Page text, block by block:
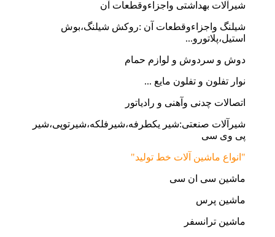
شیرآلات بهداشتی واجزاءوقطعات آن
شیلنگ واجزاءوقطعات آن :روکش شیلنگ،بوش
استیل،پلاتورو...
دوش و سردوش و لوازم حمام
نوار تفلون و تفلون مایع ...
اتصالات چدنی وآهنی و رادیاتور
شیرآلات صنعتی:شیر یکطرفه،شیرفلکه،شیرتوپی،شیر
پی وی سی
"انواع ماشین آلات خط تولید"
ماشین سی ان سی
ماشین پرس
ماشین ترانسفر